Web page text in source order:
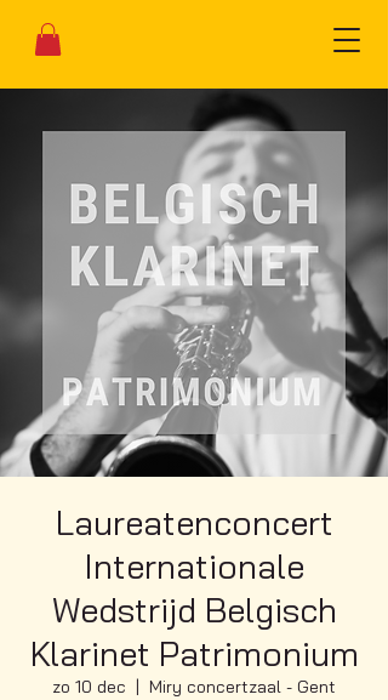
Laureatenconcert
Internationale
Wedstrijd Belgisch
Klarinet Patrimonium
zo 10 dec
Miry concertzaal - Gent